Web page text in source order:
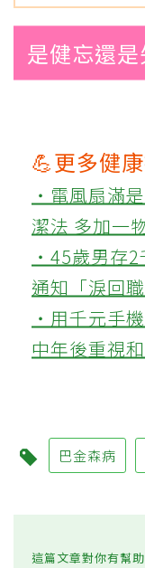
是健忘還
💪更多健
‧電風扇滿
潔法 多加一
‧45歲男存2
通知「淚回
‧用千元手
中年後重視
巴金森病
這篇文章對你有幫